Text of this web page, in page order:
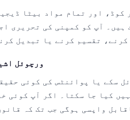
ہیں۔ آپ کو کمپنی کی تحریری
تقسیم کرنے یا تبدیل
5. ورچوئل
سکے یا پوائنٹس کی کوئی
کیا جا سکتا۔ اگر آپ کوئی
واپسی ہوگی جب تک کہ